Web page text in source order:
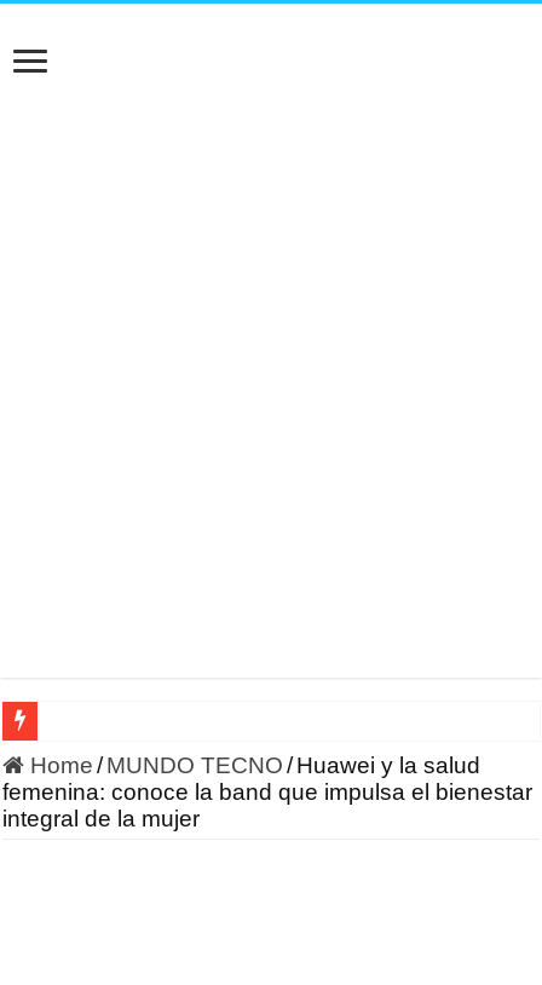
HONOR incursiona en la robótica con un enfoque en IA
Home /MUNDO TECNO /Huawei y la salud
femenina: conoce la band que impulsa el bienestar
integral de la mujer